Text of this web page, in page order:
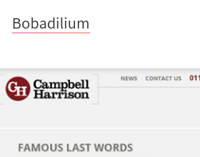
Bobadilium